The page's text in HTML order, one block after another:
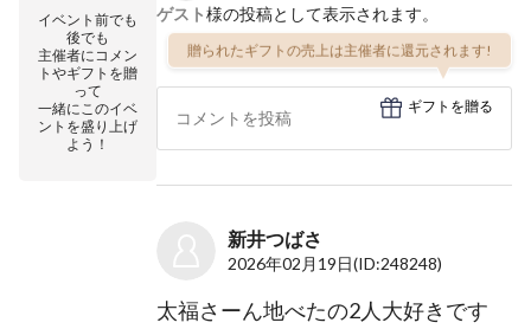
イベント前でも
後でも
主催者にコメン
トやギフトを贈
って
一緒にこのイベ
ントを盛り上げ
よう！
ゲスト様の投稿として表示されます。
贈られたギフトの売上は主催者に還元されます!
ギフトを贈る
新井つばさ
2026年02月19日(ID:248248)
太福さーん地べたの2人大好きです